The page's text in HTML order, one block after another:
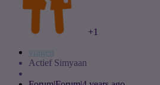
+1
vragen
Actief Simyaan